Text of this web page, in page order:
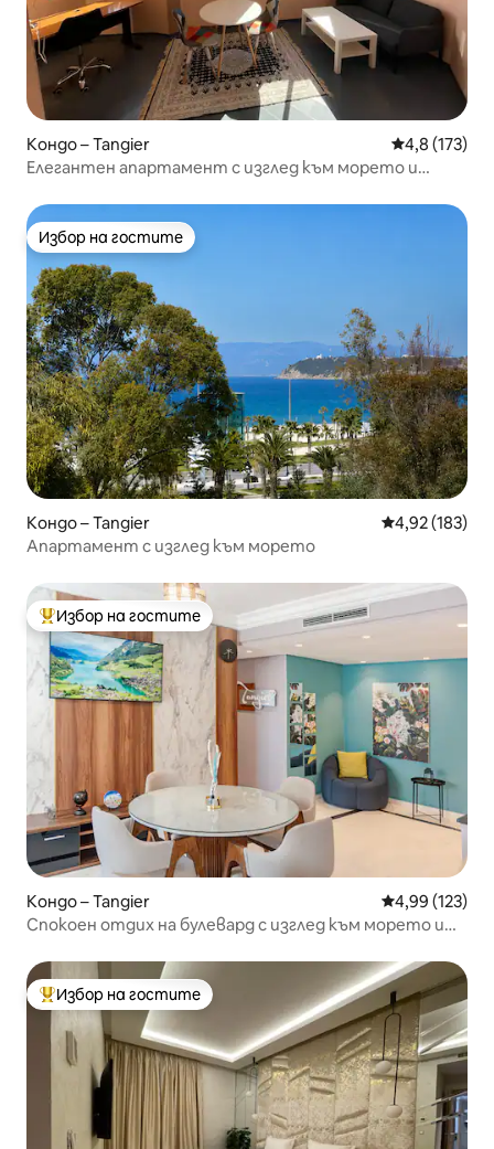
Кондо – Tangier Средна
4,8 (173)
Елегантен апартамент с изглед към морето и
Избор на гостите
Избор на гостите
Кондо – Tangier Средна
4,92 (183)
Апартамент с изглед към морето
Най-популярен избор на гостите
Избор на гостите
Кондо – Tangier Средна
4,99 (123)
Спокоен отдих на булевард с изглед към морето и
Най-популярен избор на гостите
Избор на гостите